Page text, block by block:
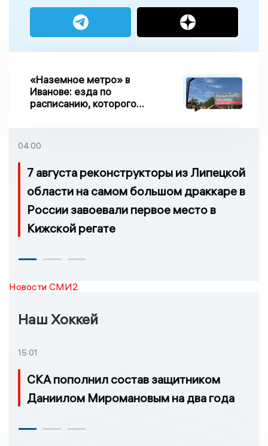
«Наземное метро» в
Иванове: езда по
расписанию, которого
04:00
7 августа реконструкторы из Липецкой
области на самом большом драккаре в
России завоевали первое место в
Кижской регате
Новости СМИ2
Наш Хоккей
15:01
СКА пополнил состав защитником
Даниилом Миромановым на два года